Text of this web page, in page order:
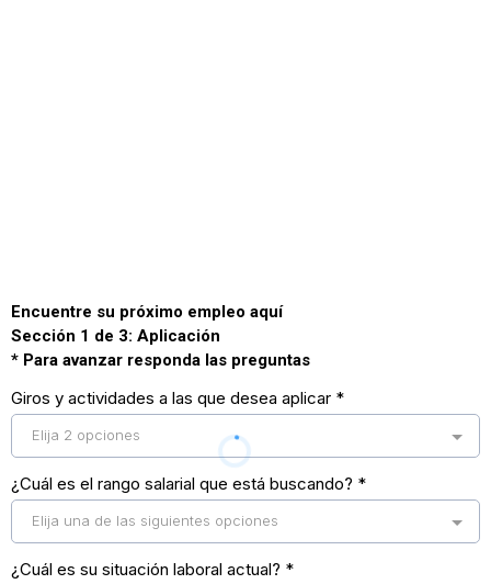
Encuentre su próximo empleo aquí
Sección 1 de 3: Aplicación
* Para avanzar responda las preguntas
Giros y actividades a las que desea aplicar *
Elija 2 opciones
¿Cuál es el rango salarial que está buscando? *
Elija una de las siguientes opciones
¿Cuál es su situación laboral actual? *